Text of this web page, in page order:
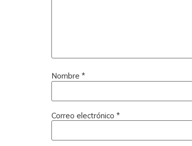
Nombre *
Correo electrónico *